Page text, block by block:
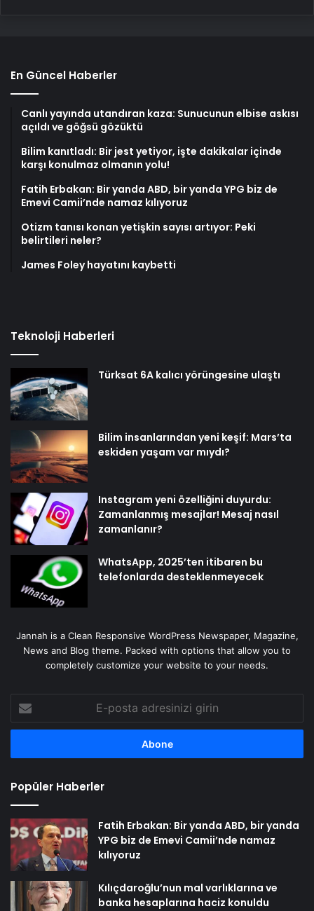
En Güncel Haberler
Canlı yayında utandıran kaza: Sunucunun elbise askısı
açıldı ve göğsü gözüktü
Bilim kanıtladı: Bir jest yetiyor, işte dakikalar içinde
karşı konulmaz olmanın yolu!
Fatih Erbakan: Bir yanda ABD, bir yanda YPG biz de
Emevi Camii’nde namaz kılıyoruz
Otizm tanısı konan yetişkin sayısı artıyor: Peki
belirtileri neler?
James Foley hayatını kaybetti
Teknoloji Haberleri
Türksat 6A kalıcı yörüngesine ulaştı
Bilim insanlarından yeni keşif: Mars’ta
eskiden yaşam var mıydı?
Instagram yeni özelliğini duyurdu:
Zamanlanmış mesajlar! Mesaj nasıl
zamanlanır?
WhatsApp, 2025’ten itibaren bu
telefonlarda desteklenmeyecek
Jannah is a Clean Responsive WordPress Newspaper, Magazine,
News and Blog theme. Packed with options that allow you to
completely customize your website to your needs.
posta
adresinizi
Popüler Haberler
Fatih Erbakan: Bir yanda ABD, bir yanda
YPG biz de Emevi Camii’nde namaz
kılıyoruz
Kılıçdaroğlu’nun mal varlıklarına ve
banka hesaplarına haciz konuldu